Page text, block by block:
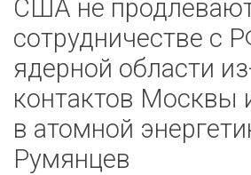
США не
сотрудничестве с
ядерной области
контактов Москвы
в атомной
Румянцев